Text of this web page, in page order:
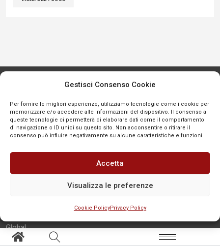
Gestisci Consenso Cookie
Per fornire le migliori esperienze, utilizziamo tecnologie come i cookie per
memorizzare e/o accedere alle informazioni del dispositivo. Il consenso a
queste tecnologie ci permetterà di elaborare dati come il comportamento
di navigazione o ID unici su questo sito. Non acconsentire o ritirare il
consenso può influire negativamente su alcune caratteristiche e funzioni.
Accetta
Visualizza le preferenze
Cookie PolicyPrivacy Policy
Aree tematiche
Affari pubblici
Scenari
Global
Eventi
Altro
Privacy policy